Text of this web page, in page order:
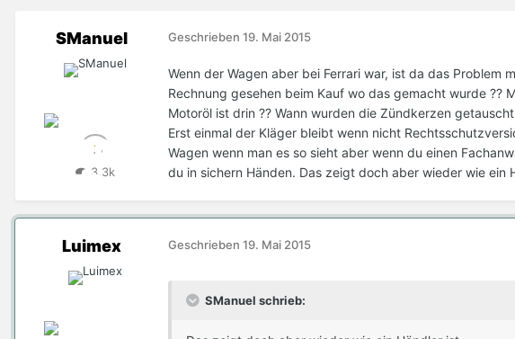
SManuel
3,3k
Geschrieben 19. Mai 2015
Wenn der Wagen aber bei Ferrari war, ist da das Problem
Rechnung gesehen beim Kauf wo das gemacht wurde ??
Motoröl ist drin ?? Wann wurden die Zündkerzen
Erst einmal der Kläger bleibt wenn nicht
Wagen wenn man es so sieht aber wenn du einen
du in sichern Händen. Das zeigt doch aber wieder wie ein
Luimex Geschrieben 19. Mai 2015
SManuel schrieb: